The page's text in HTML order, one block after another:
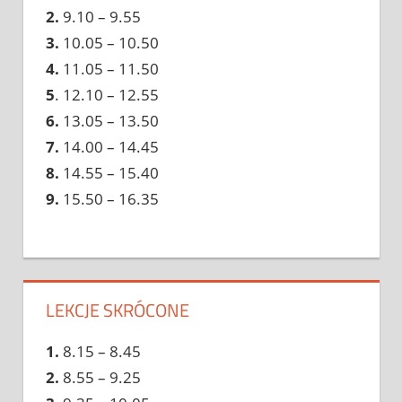
2. 9.10 – 9.55
3. 10.05 – 10.50
4. 11.05 – 11.50
5. 12.10 – 12.55
6. 13.05 – 13.50
7. 14.00 – 14.45
8. 14.55 – 15.40
9. 15.50 – 16.35
LEKCJE SKRÓCONE
1. 8.15 – 8.45
2. 8.55 – 9.25